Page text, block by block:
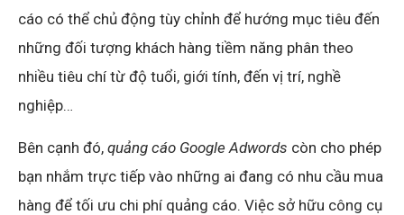
cáo có thể chủ động tùy chỉnh để hướng mục tiêu đến
những đối tượng khách hàng tiềm năng phân theo
nhiều tiêu chí từ độ tuổi, giới tính, đến vị trí, nghề
nghiệp…
Bên cạnh đó, quảng cáo Google Adwords còn cho phép
bạn nhắm trực tiếp vào những ai đang có nhu cầu mua
hàng để tối ưu chi phí quảng cáo. Việc sở hữu công cụ